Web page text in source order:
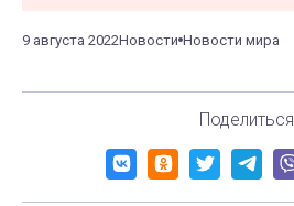
9 августа 2022Новости Новости мира
Поделиться